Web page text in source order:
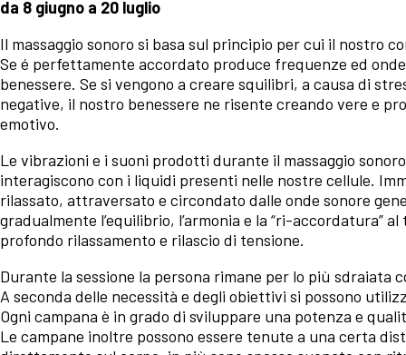
da 8 giugno a 20 luglio
Il massaggio sonoro si basa sul principio per cui il nostro
Se é perfettamente accordato produce frequenze ed
benessere. Se si vengono a creare squilibri, a causa di
negative, il nostro benessere ne risente creando vere e
emotivo.
Le vibrazioni e i suoni prodotti durante il massaggio
interagiscono con i liquidi presenti nelle nostre cellule.
rilassato, attraversato e circondato dalle onde sonore
gradualmente l’equilibrio, l’armonia e la “ri-accordatura”
profondo rilassamento e rilascio di tensione.
Durante la sessione la persona rimane per lo più sdraiata
A seconda delle necessità e degli obiettivi si possono
Ogni campana è in grado di sviluppare una potenza e
Le campane inoltre possono essere tenute a una certa